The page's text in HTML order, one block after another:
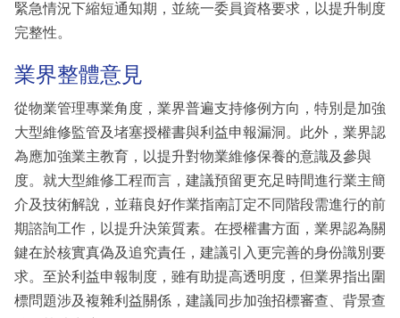
緊急情況下縮短通知期，並統一委員資格要求，以提升制度
完整性。
業界整體意見
從物業管理專業角度，業界普遍支持修例方向，特別是加強
大型維修監管及堵塞授權書與利益申報漏洞。此外，業界認
為應加強業主教育，以提升對物業維修保養的意識及參與
度。就大型維修工程而言，建議預留更充足時間進行業主簡
介及技術解說，並藉良好作業指南訂定不同階段需進行的前
期諮詢工作，以提升決策質素。在授權書方面，業界認為關
鍵在於核實真偽及追究責任，建議引入更完善的身份識別要
求。至於利益申報制度，雖有助提高透明度，但業界指出圍
標問題涉及複雜利益關係，建議同步加強招標審查、背景查